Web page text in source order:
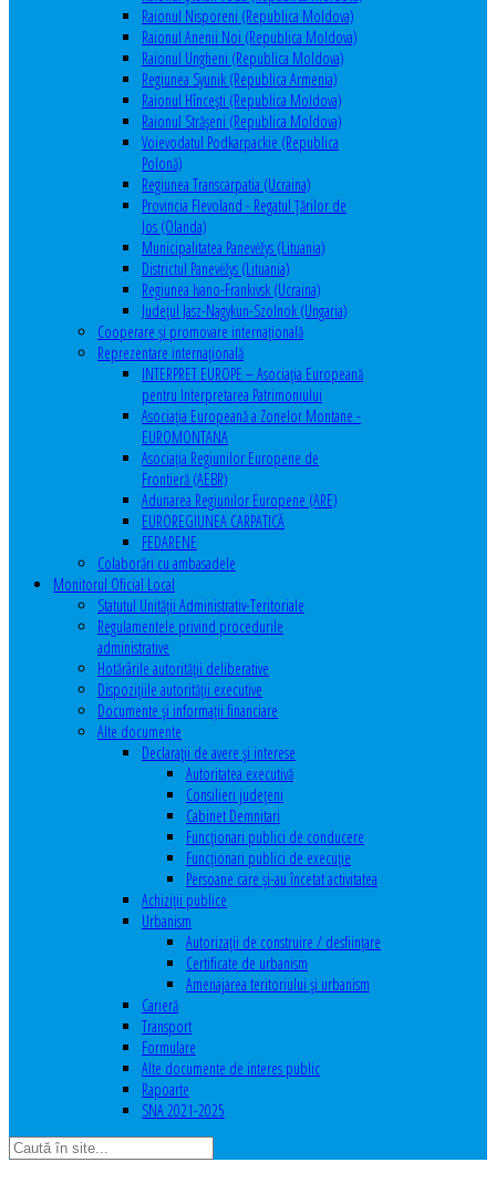
Raionul Nisporeni (Republica Moldova)
Raionul Anenii Noi (Republica Moldova)
Raionul Ungheni (Republica Moldova)
Regiunea Syunik (Republica Armenia)
Raionul Hîncești (Republica Moldova)
Raionul Străşeni (Republica Moldova)
Voievodatul Podkarpackie (Republica
Polonă)
Regiunea Transcarpatia (Ucraina)
Provincia Flevoland - Regatul Ţărilor de
Jos (Olanda)
Municipalitatea Panevėžys (Lituania)
Districtul Panevėžys (Lituania)
Regiunea Ivano-Frankivsk (Ucraina)
Judeţul Jasz-Nagykun-Szolnok (Ungaria)
Cooperare şi promovare internaţională
Reprezentare internaţională
INTERPRET EUROPE – Asociația Europeană
pentru Interpretarea Patrimoniului
Asociația Europeană a Zonelor Montane -
EUROMONTANA
Asociația Regiunilor Europene de
Frontieră (AEBR)
Adunarea Regiunilor Europene (ARE)
EUROREGIUNEA CARPATICĂ
FEDARENE
Colaborări cu ambasadele
Monitorul Oficial Local
Statutul Unităţii Administrativ-Teritoriale
Regulamentele privind procedurile
administrative
Hotărârile autorităţii deliberative
Dispoziţiile autorităţii executive
Documente şi informaţii financiare
Alte documente
Declaraţii de avere şi interese
Autoritatea executivă
Consilieri judeţeni
Cabinet Demnitari
Funcţionari publici de conducere
Funcționari publici de execuție
Persoane care şi-au încetat activitatea
Achiziţii publice
Urbanism
Autorizații de construire / desființare
Certificate de urbanism
Amenajarea teritoriului şi urbanism
Carieră
Transport
Formulare
Alte documente de interes public
Rapoarte
SNA 2021-2025